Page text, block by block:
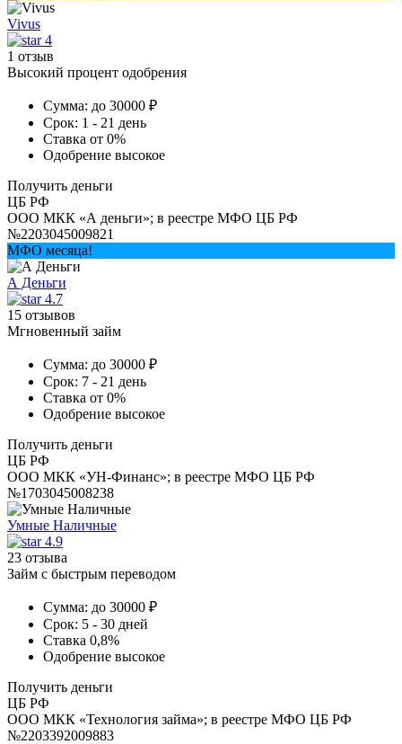
Vivus
4
1 отзыв
Высокий процент одобрения
Сумма: до 30000 ₽
Срок: 1 - 21 день
Ставка от 0%
Одобрение высокое
Получить деньги
ЦБ РФ
ООО МКК «А деньги»; в реестре МФО ЦБ РФ
№2203045009821
МФО месяца!
А Деньги
4.7
15 отзывов
Мгновенный займ
Сумма: до 30000 ₽
Срок: 7 - 21 день
Ставка от 0%
Одобрение высокое
Получить деньги
ЦБ РФ
ООО МКК «УН-Финанс»; в реестре МФО ЦБ РФ
№1703045008238
Умные Наличные
4.9
23 отзыва
Займ с быстрым переводом
Сумма: до 30000 ₽
Срок: 5 - 30 дней
Ставка 0,8%
Одобрение высокое
Получить деньги
ЦБ РФ
ООО МКК «Технология займа»; в реестре МФО ЦБ РФ
№2203392009883